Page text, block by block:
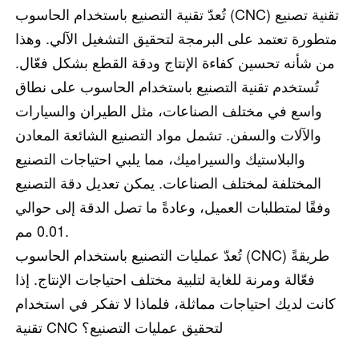
تُعدّ تقنية التصنيع باستخدام الحاسوب (CNC) تقنية تصنيع
متطورة تعتمد على البرمجة لتحقيق التشغيل الآلي. وهذا
من شأنه تحسين كفاءة الإنتاج ودقة القطع بشكل فعّال.
تُستخدم تقنية التصنيع باستخدام الحاسوب على نطاق
واسع في مختلف الصناعات، مثل الطيران والسيارات
والآلات والسفن. تشمل مواد التصنيع الشائعة المعادن
والبلاستيك والسيراميك، مما يلبي احتياجات التصنيع
المختلفة لمختلف الصناعات. يمكن تعديل دقة التصنيع
وفقًا لمتطلبات العميل، وعادةً ما تصل الدقة إلى حوالي
0.01 مم.
تُعدّ عمليات التصنيع باستخدام الحاسوب (CNC) طريقةً
فعّالة ومرنة للغاية لتلبية مختلف احتياجات الإنتاج. إذا
كانت لديك احتياجات مماثلة، فلماذا لا تفكر في استخدام
تقنية CNC لتحقيق عمليات التصنيع؟